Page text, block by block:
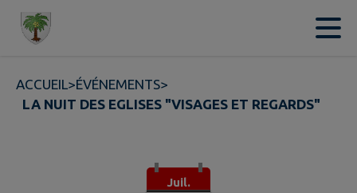
Contenu
ACCUEIL>ÉVÉNEMENTS>
LA NUIT DES EGLISES "VISAGES ET REGARDS"
Juil.